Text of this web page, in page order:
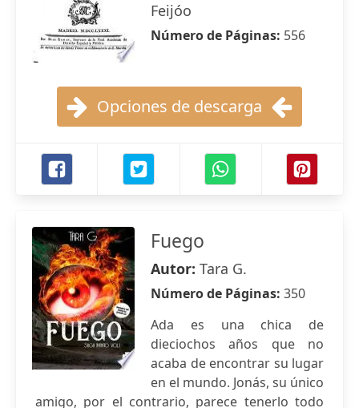
Feijóo
Número de Páginas: 556
Opciones de descarga
Fuego
Autor: Tara G.
Número de Páginas: 350
Ada es una chica de
dieciochos años que no
acaba de encontrar su lugar
en el mundo. Jonás, su único
amigo, por el contrario, parece tenerlo todo